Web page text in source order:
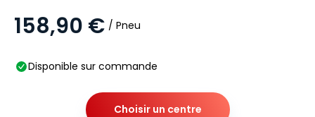
158,90 € / Pneu
Disponible sur commande
Choisir un centre